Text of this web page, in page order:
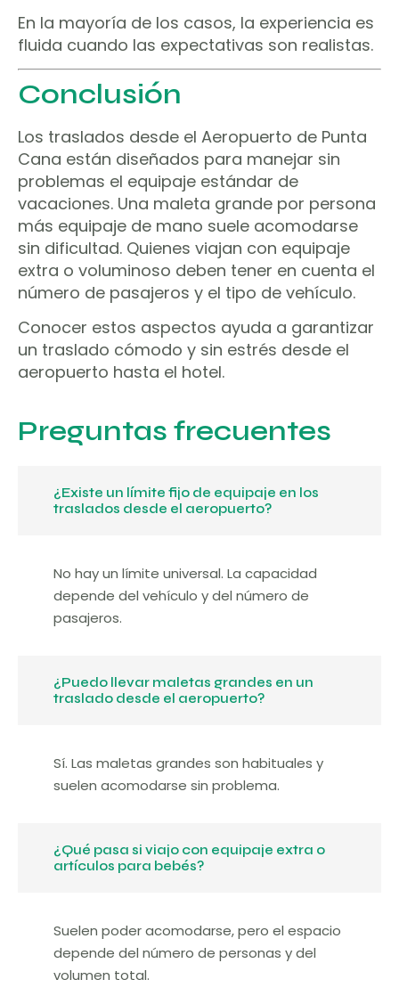
En la mayoría de los casos, la experiencia es
fluida cuando las expectativas son realistas.
Conclusión
Los traslados desde el Aeropuerto de Punta
Cana están diseñados para manejar sin
problemas el equipaje estándar de
vacaciones. Una maleta grande por persona
más equipaje de mano suele acomodarse
sin dificultad. Quienes viajan con equipaje
extra o voluminoso deben tener en cuenta el
número de pasajeros y el tipo de vehículo.
Conocer estos aspectos ayuda a garantizar
un traslado cómodo y sin estrés desde el
aeropuerto hasta el hotel.
Preguntas frecuentes
¿Existe un límite fijo de equipaje en los
traslados desde el aeropuerto?
No hay un límite universal. La capacidad
depende del vehículo y del número de
pasajeros.
¿Puedo llevar maletas grandes en un
traslado desde el aeropuerto?
Sí. Las maletas grandes son habituales y
suelen acomodarse sin problema.
¿Qué pasa si viajo con equipaje extra o
artículos para bebés?
Suelen poder acomodarse, pero el espacio
depende del número de personas y del
volumen total.